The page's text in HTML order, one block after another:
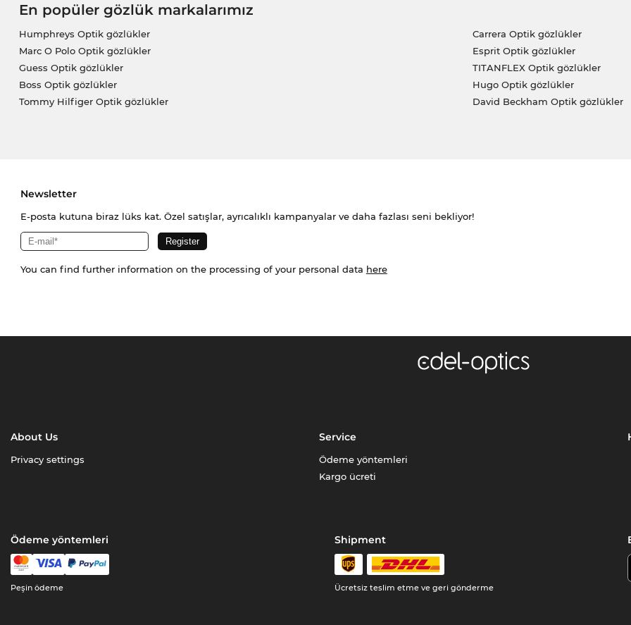
En popüler gözlük markalarımız
Humphreys Optik gözlükler
Marc O Polo Optik gözlükler
Guess Optik gözlükler
Boss Optik gözlükler
Tommy Hilfiger Optik gözlükler
Carrera Optik gözlükler
Esprit Optik gözlükler
TITANFLEX Optik gözlükler
Hugo Optik gözlükler
David Beckham Optik gözlükler
Newsletter
E-posta kutuna biraz lüks kat. Özel satışlar, ayrıcalıklı kampanyalar ve daha fazlası seni bekliyor!
You can find further information on the processing of your personal data here
About Us
Privacy settings
Service
Ödeme yöntemleri
Kargo ücreti
Ödeme yöntemleri
Peşin ödeme
Shipment
Ücretsiz teslim etme ve geri gönderme